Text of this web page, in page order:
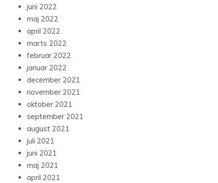
juni 2022
maj 2022
april 2022
marts 2022
februar 2022
januar 2022
december 2021
november 2021
oktober 2021
september 2021
august 2021
juli 2021
juni 2021
maj 2021
april 2021